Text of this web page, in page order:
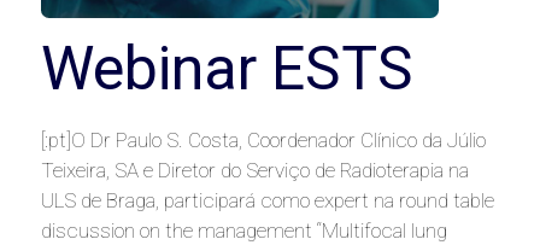
Webinar ESTS
[:pt]O Dr Paulo S. Costa, Coordenador Clínico da Júlio
Teixeira, SA e Diretor do Serviço de Radioterapia na
ULS de Braga, participará como expert na round table
discussion on the management “Multifocal lung